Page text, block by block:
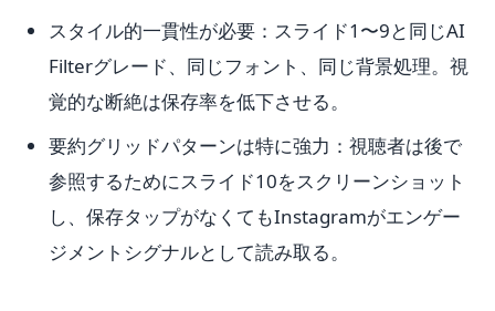
スタイル的一貫性が必要：スライド1〜9と同じAI
Filterグレード、同じフォント、同じ背景処理。視
覚的な断絶は保存率を低下させる。
要約グリッドパターンは特に強力：視聴者は後で
参照するためにスライド10をスクリーンショット
し、保存タップがなくてもInstagramがエンゲー
ジメントシグナルとして読み取る。